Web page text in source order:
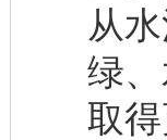
从
绿
取